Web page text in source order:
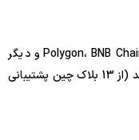
Connext امکان تراکنش بین اتریوم، بهمن، Polygon، BNB Chain و دیگر
بلاک چین ها و راه حل های L2 را فراهم می کند (از 13 بلاک چین پشتیبانی